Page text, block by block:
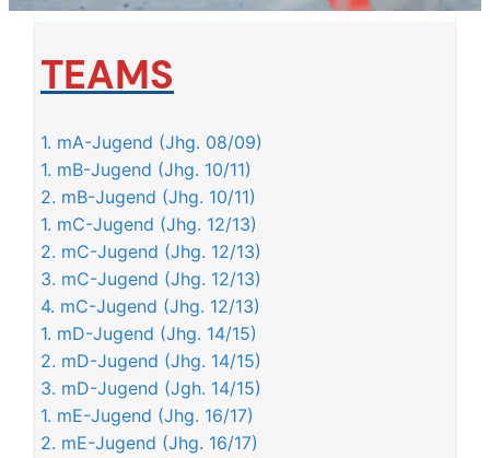
TEAMS
1. mA-Jugend (Jhg. 08/09)
1. mB-Jugend (Jhg. 10/11)
2. mB-Jugend (Jhg. 10/11)
1. mC-Jugend (Jhg. 12/13)
2. mC-Jugend (Jhg. 12/13)
3. mC-Jugend (Jhg. 12/13)
4. mC-Jugend (Jhg. 12/13)
1. mD-Jugend (Jhg. 14/15)
2. mD-Jugend (Jhg. 14/15)
3. mD-Jugend (Jgh. 14/15)
1. mE-Jugend (Jhg. 16/17)
2. mE-Jugend (Jhg. 16/17)